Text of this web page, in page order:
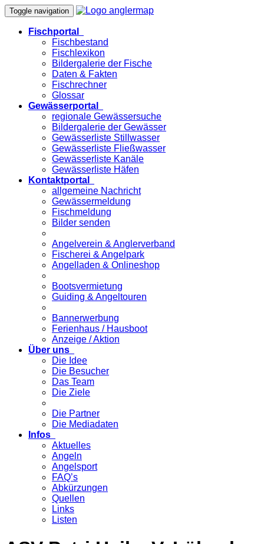
Toggle navigation
Fischportal
Fischbestand
Fischlexikon
Bildergalerie der Fische
Daten & Fakten
Fischrechner
Glossar
Gewässerportal
regionale Gewässersuche
Bildergalerie der Gewässer
Gewässerliste Stillwasser
Gewässerliste Fließwasser
Gewässerliste Kanäle
Gewässerliste Häfen
Kontaktportal
allgemeine Nachricht
Gewässermeldung
Fischmeldung
Bilder senden
Angelverein & Anglerverband
Fischerei & Angelpark
Angelladen & Onlineshop
Bootsvermietung
Guiding & Angeltouren
Bannerwerbung
Ferienhaus / Hausboot
Anzeige / Aktion
Über uns
Die Idee
Die Besucher
Das Team
Die Ziele
Die Partner
Die Mediadaten
Infos
Aktuelles
Angeln
Angelsport
FAQ’s
Abkürzungen
Quellen
Links
Listen